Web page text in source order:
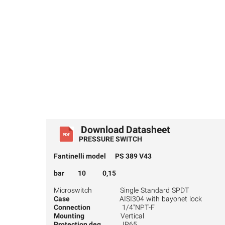
Download Datasheet
PRESSURE SWITCH
Fantinelli model PS 389 V43
0,15 10 bar
Microswitch Single Standard SPDT
Case AISI304 with bayonet lock
Connection 1/4"NPT-F
Mounting Vertical